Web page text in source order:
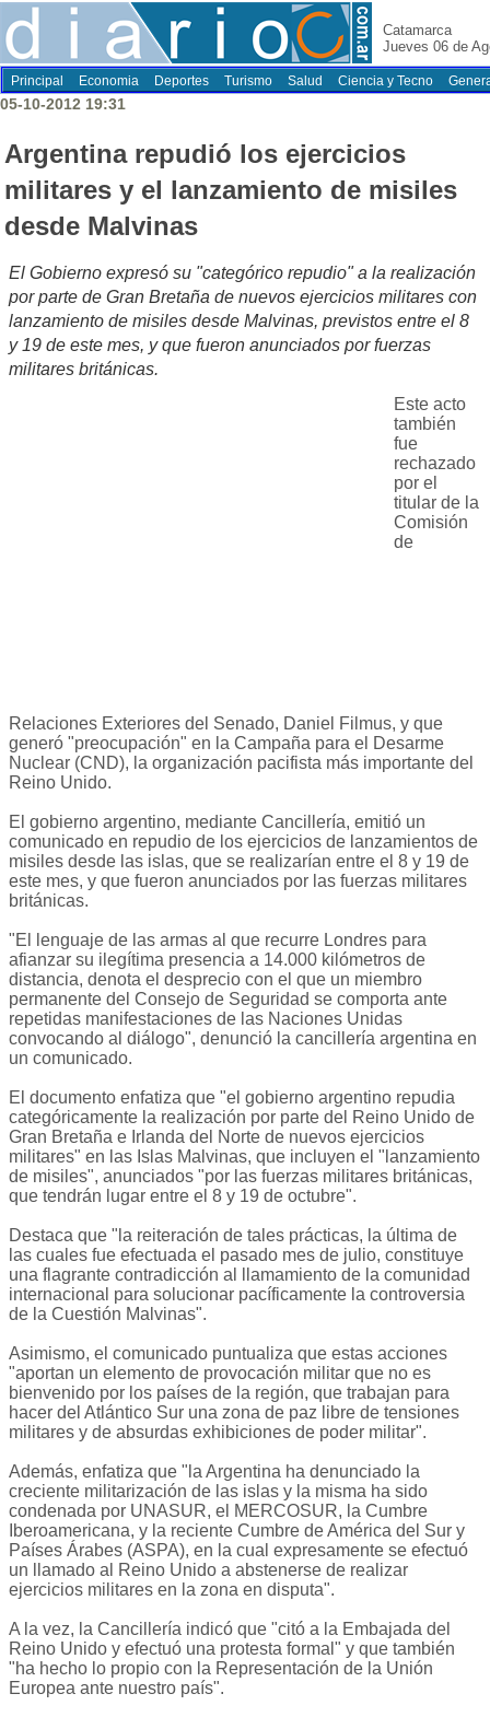
Catamarca
Jueves 06 de
Principal Economia Deportes Turismo Salud Ciencia y Tecno
05-10-2012 19:31
Argentina repudió los ejercicios
militares y el lanzamiento de misiles
desde Malvinas
El Gobierno expresó su "categórico repudio" a la realización
por parte de Gran Bretaña de nuevos ejercicios militares con
lanzamiento de misiles desde Malvinas, previstos entre el 8
y 19 de este mes, y que fueron anunciados por fuerzas
militares británicas.
Este acto
también
fue
rechazado
por el
titular de la
Comisión
de
Relaciones Exteriores del Senado, Daniel Filmus, y que
generó "preocupación" en la Campaña para el Desarme
Nuclear (CND), la organización pacifista más importante del
Reino Unido.
El gobierno argentino, mediante Cancillería, emitió un
comunicado en repudio de los ejercicios de lanzamientos de
misiles desde las islas, que se realizarían entre el 8 y 19 de
este mes, y que fueron anunciados por las fuerzas militares
británicas.
"El lenguaje de las armas al que recurre Londres para
afianzar su ilegítima presencia a 14.000 kilómetros de
distancia, denota el desprecio con el que un miembro
permanente del Consejo de Seguridad se comporta ante
repetidas manifestaciones de las Naciones Unidas
convocando al diálogo", denunció la cancillería argentina en
un comunicado.
El documento enfatiza que "el gobierno argentino repudia
categóricamente la realización por parte del Reino Unido de
Gran Bretaña e Irlanda del Norte de nuevos ejercicios
militares" en las Islas Malvinas, que incluyen el "lanzamiento
de misiles", anunciados "por las fuerzas militares británicas,
que tendrán lugar entre el 8 y 19 de octubre".
Destaca que "la reiteración de tales prácticas, la última de
las cuales fue efectuada el pasado mes de julio, constituye
una flagrante contradicción al llamamiento de la comunidad
internacional para solucionar pacíficamente la controversia
de la Cuestión Malvinas".
Asimismo, el comunicado puntualiza que estas acciones
"aportan un elemento de provocación militar que no es
bienvenido por los países de la región, que trabajan para
hacer del Atlántico Sur una zona de paz libre de tensiones
militares y de absurdas exhibiciones de poder militar".
Además, enfatiza que "la Argentina ha denunciado la
creciente militarización de las islas y la misma ha sido
condenada por UNASUR, el MERCOSUR, la Cumbre
Iberoamericana, y la reciente Cumbre de América del Sur y
Países Árabes (ASPA), en la cual expresamente se efectuó
un llamado al Reino Unido a abstenerse de realizar
ejercicios militares en la zona en disputa".
A la vez, la Cancillería indicó que "citó a la Embajada del
Reino Unido y efectuó una protesta formal" y que también
"ha hecho lo propio con la Representación de la Unión
Europea ante nuestro país".